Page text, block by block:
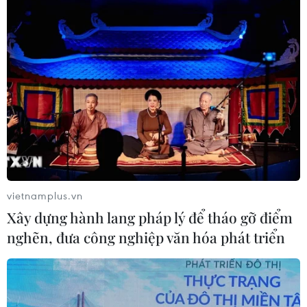
30/07/2026 07:50
Chứng khoán châu Á ngược chiều
Phố Wall sau cuộc họp của Fed
30/07/2026 02:18
Chứng khoán ngày 29/7: VN-Index
bật tăng lấy lại mốc 1.700 điểm
29/07/2026 09:59
Cổ phiếu công nghệ và bán dẫn của
Mỹ giảm mạnh
29/07/2026 00:20
vietnamplus.vn
Xây dựng hành lang pháp lý để tháo gỡ điểm
nghẽn, đưa công nghiệp văn hóa phát triển